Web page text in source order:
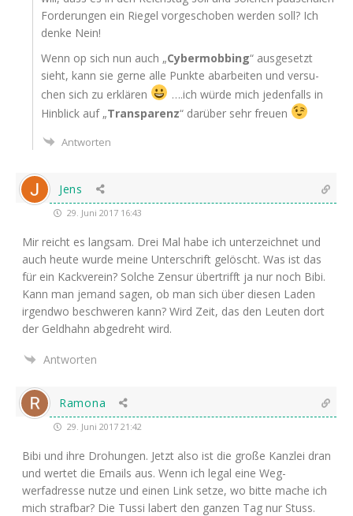
For­de­run­gen ein Rie­gel vor­ge­scho­ben wer­den soll? Ich
den­ke Nein!
Wenn op sich nun auch „Cyber­mob­bing“ aus­ge­setzt
sieht, kann sie ger­ne alle Punk­te abar­bei­ten und ver­su­
chen sich zu erklä­ren
….ich wür­de mich jeden­falls in
Hin­blick auf „Trans­pa­renz“ dar­über sehr freuen
Antworten
Jens
29. Juni 2017 16:43
Mir reicht es lang­sam. Drei Mal habe ich unter­zeich­net und
auch heu­te wur­de mei­ne Unter­schrift gelöscht. Was ist das
für ein Kack­ver­ein? Sol­che Zen­sur über­trifft ja nur noch Bibi.
Kann man jemand sagen, ob man sich über die­sen Laden
irgend­wo beschwe­ren kann? Wird Zeit, das den Leu­ten dort
der Geld­hahn abge­dreht wird.
Antworten
Ramona
29. Juni 2017 21:42
Bibi und ihre Dro­hun­gen. Jetzt also ist die gro­ße Kanz­lei dran
und wer­tet die Emails aus. Wenn ich legal eine Weg­
werfadres­se nut­ze und einen Link set­ze, wo bit­te mache ich
mich straf­bar? Die Tus­si labert den gan­zen Tag nur Stuss.